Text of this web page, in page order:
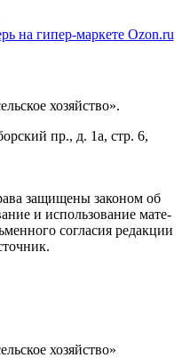
хозяйство».
пр., д. 1а, стр. 6,
защи­ще­ны зако­ном об
и исполь­зо­ва­ние мате­
согла­сия редак­ции
хозяйство»